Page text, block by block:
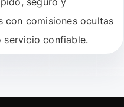
con comisiones ocultas
servicio confiable.